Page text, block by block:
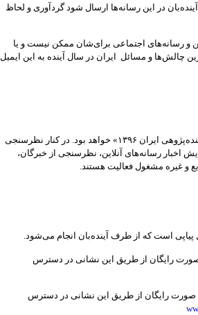
در این رسانه‌ها ارسال ‌شود گردآوری و لحاظ
و رسانه‌های اجتماعی برای‌شان ممکن نیست و یا
چالش‌ها و مسائل ایران در سال آینده به این ایمیل
نظرسنجی عمومی تنها یکی از هفت منبع ورودی «آینده‌پژوهی ایران ۱۳۹۶» خواهد بود. در کنار نظرسنجی
رسانه‌های آنلاین، نظرسنجی از خبرگان،
و غیره مشغول فعالیت هستند.
پیاپی است که از طرف آینده‌بان انجام می‌شود.
ایران ۱۳۹۳» در ۹۲ صفحه به صورت رایگان از طریق این نشانی در دسترس
ایران ۱۳۹۴» در ۱۴۸ صفحه به صورت رایگان از طریق این نشانی در دسترس